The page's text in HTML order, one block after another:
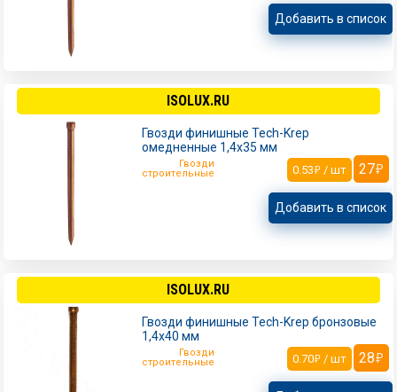
Добавить в список
ISOLUX.RU
Гвозди финишные Tech-Krep
омедненные 1,4х35 мм
Гвозди
строительные
0.53 / шт 27
Добавить в список
ISOLUX.RU
Гвозди финишные Tech-Krep бронзовые
1,4х40 мм
Гвозди
строительные
0.70 / шт 28